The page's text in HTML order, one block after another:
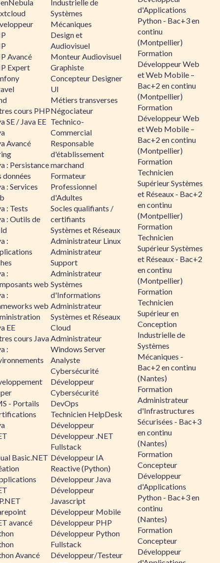
Avancé
Expert
cours PHP
SE / Java EE
Avancé
: Persistance
données
: Services
: Tests
: Outils de
:
:
web
:
web
EE
cours Java
:
- Portails
Basic.NET
avancé
Avancé
Industrielle de
Systèmes
Mécaniques
Design et
Audiovisuel
Monteur Audiovisuel
Graphiste
Concepteur Designer
UI
Métiers transverses
Négociateur
Technico-
Commercial
Responsable
d'établissement
marchand
Formateur
Professionnel
d'Adultes
Socles qualifiants /
certifiants
Systèmes et Réseaux
Administrateur Linux
Administrateur
Support
Administrateur
Systèmes
d'Informations
Administrateur
Systèmes et Réseaux
Cloud
Administrateur
Windows Server
Analyste
Cybersécurité
Développeur
Cybersécurité
DevOps
Technicien HelpDesk
Développeur
Développeur .NET
Fullstack
Développeur IA
Reactive (Python)
Développeur Java
Développeur
Javascript
Développeur Mobile
Développeur PHP
Développeur Python
Fullstack
Développeur/Testeur
d'Applications
Python - Bac+3 en
continu
(Montpellier)
Formation
Développeur Web
et Web Mobile –
Bac+2 en continu
(Montpellier)
Formation
Développeur Web
et Web Mobile –
Bac+2 en continu
(Montpellier)
Formation
Technicien
Supérieur Systèmes
et Réseaux - Bac+2
en continu
(Montpellier)
Formation
Technicien
Supérieur Systèmes
et Réseaux - Bac+2
en continu
(Montpellier)
Formation
Technicien
Supérieur en
Conception
Industrielle de
Systèmes
Mécaniques -
Bac+2 en continu
(Nantes)
Formation
Administrateur
d'Infrastructures
Sécurisées - Bac+3
en continu
(Nantes)
Formation
Concepteur
Développeur
d'Applications
Python - Bac+3 en
continu
(Nantes)
Formation
Concepteur
Développeur